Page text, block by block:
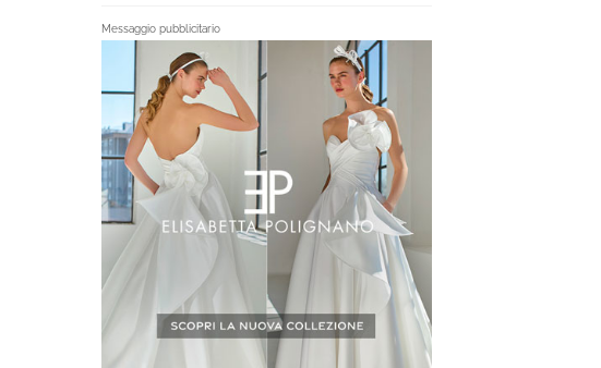
Messaggio pubblicitario